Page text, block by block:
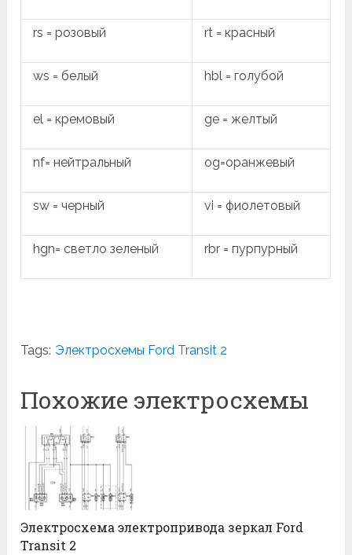
rs = розовый rt = красный
ws = белый hbl = голубой
el = кремовый ge = желтый
nf= нейтральный og=оранжевый
sw = черный vi = фиолетовый
hgn= светло зеленый rbr = пурпурный
Tags: Электросхемы Ford Transit 2
Похожие электросхемы
Электросхема электропривода зеркал Ford
Transit 2